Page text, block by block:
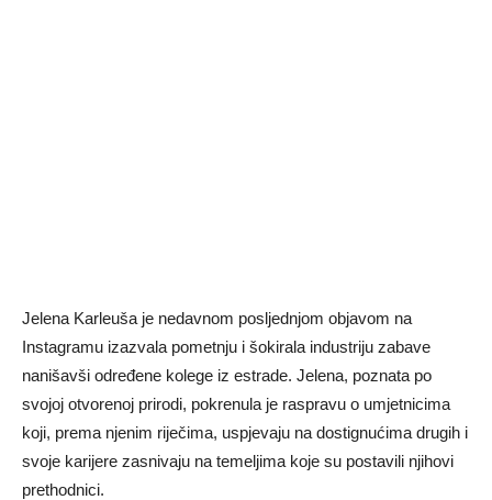
Jelena Karleuša je nedavnom posljednjom objavom na
Instagramu izazvala pometnju i šokirala industriju zabave
nanišavši određene kolege iz estrade. Jelena, poznata po
svojoj otvorenoj prirodi, pokrenula je raspravu o umjetnicima
koji, prema njenim riječima, uspjevaju na dostignućima drugih i
svoje karijere zasnivaju na temeljima koje su postavili njihovi
prethodnici.